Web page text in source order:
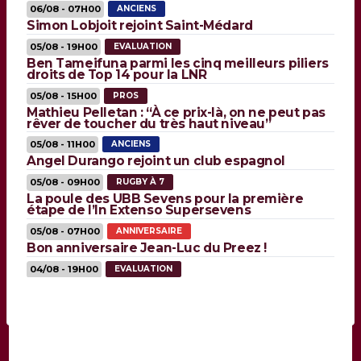
06/08 - 07H00 ANCIENS
Simon Lobjoit rejoint Saint-Médard
05/08 - 19H00 EVALUATION
Ben Tameifuna parmi les cinq meilleurs piliers
droits de Top 14 pour la LNR
05/08 - 15H00 PROS
Mathieu Pelletan : “À ce prix-là, on ne peut pas
rêver de toucher du très haut niveau”
05/08 - 11H00 ANCIENS
Angel Durango rejoint un club espagnol
05/08 - 09H00 RUGBY À 7
La poule des UBB Sevens pour la première
étape de l’In Extenso Supersevens
05/08 - 07H00 ANNIVERSAIRE
Bon anniversaire Jean-Luc du Preez !
04/08 - 19H00 EVALUATION